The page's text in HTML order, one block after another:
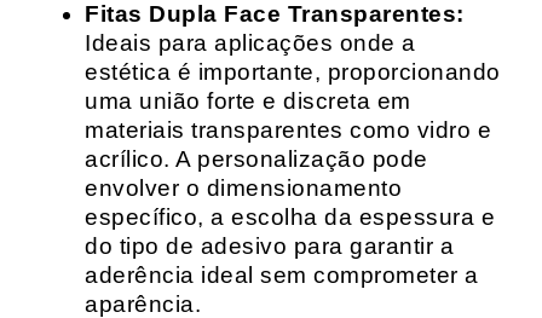
Fitas Dupla Face Transparentes:
Ideais para aplicações onde a
estética é importante, proporcionando
uma união forte e discreta em
materiais transparentes como vidro e
acrílico. A personalização pode
envolver o dimensionamento
específico, a escolha da espessura e
do tipo de adesivo para garantir a
aderência ideal sem comprometer a
aparência.